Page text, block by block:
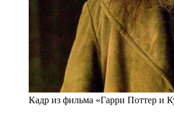
Кадр из фильма «Гарри Поттер и